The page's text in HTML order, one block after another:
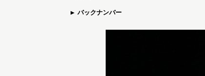
バックナンバー